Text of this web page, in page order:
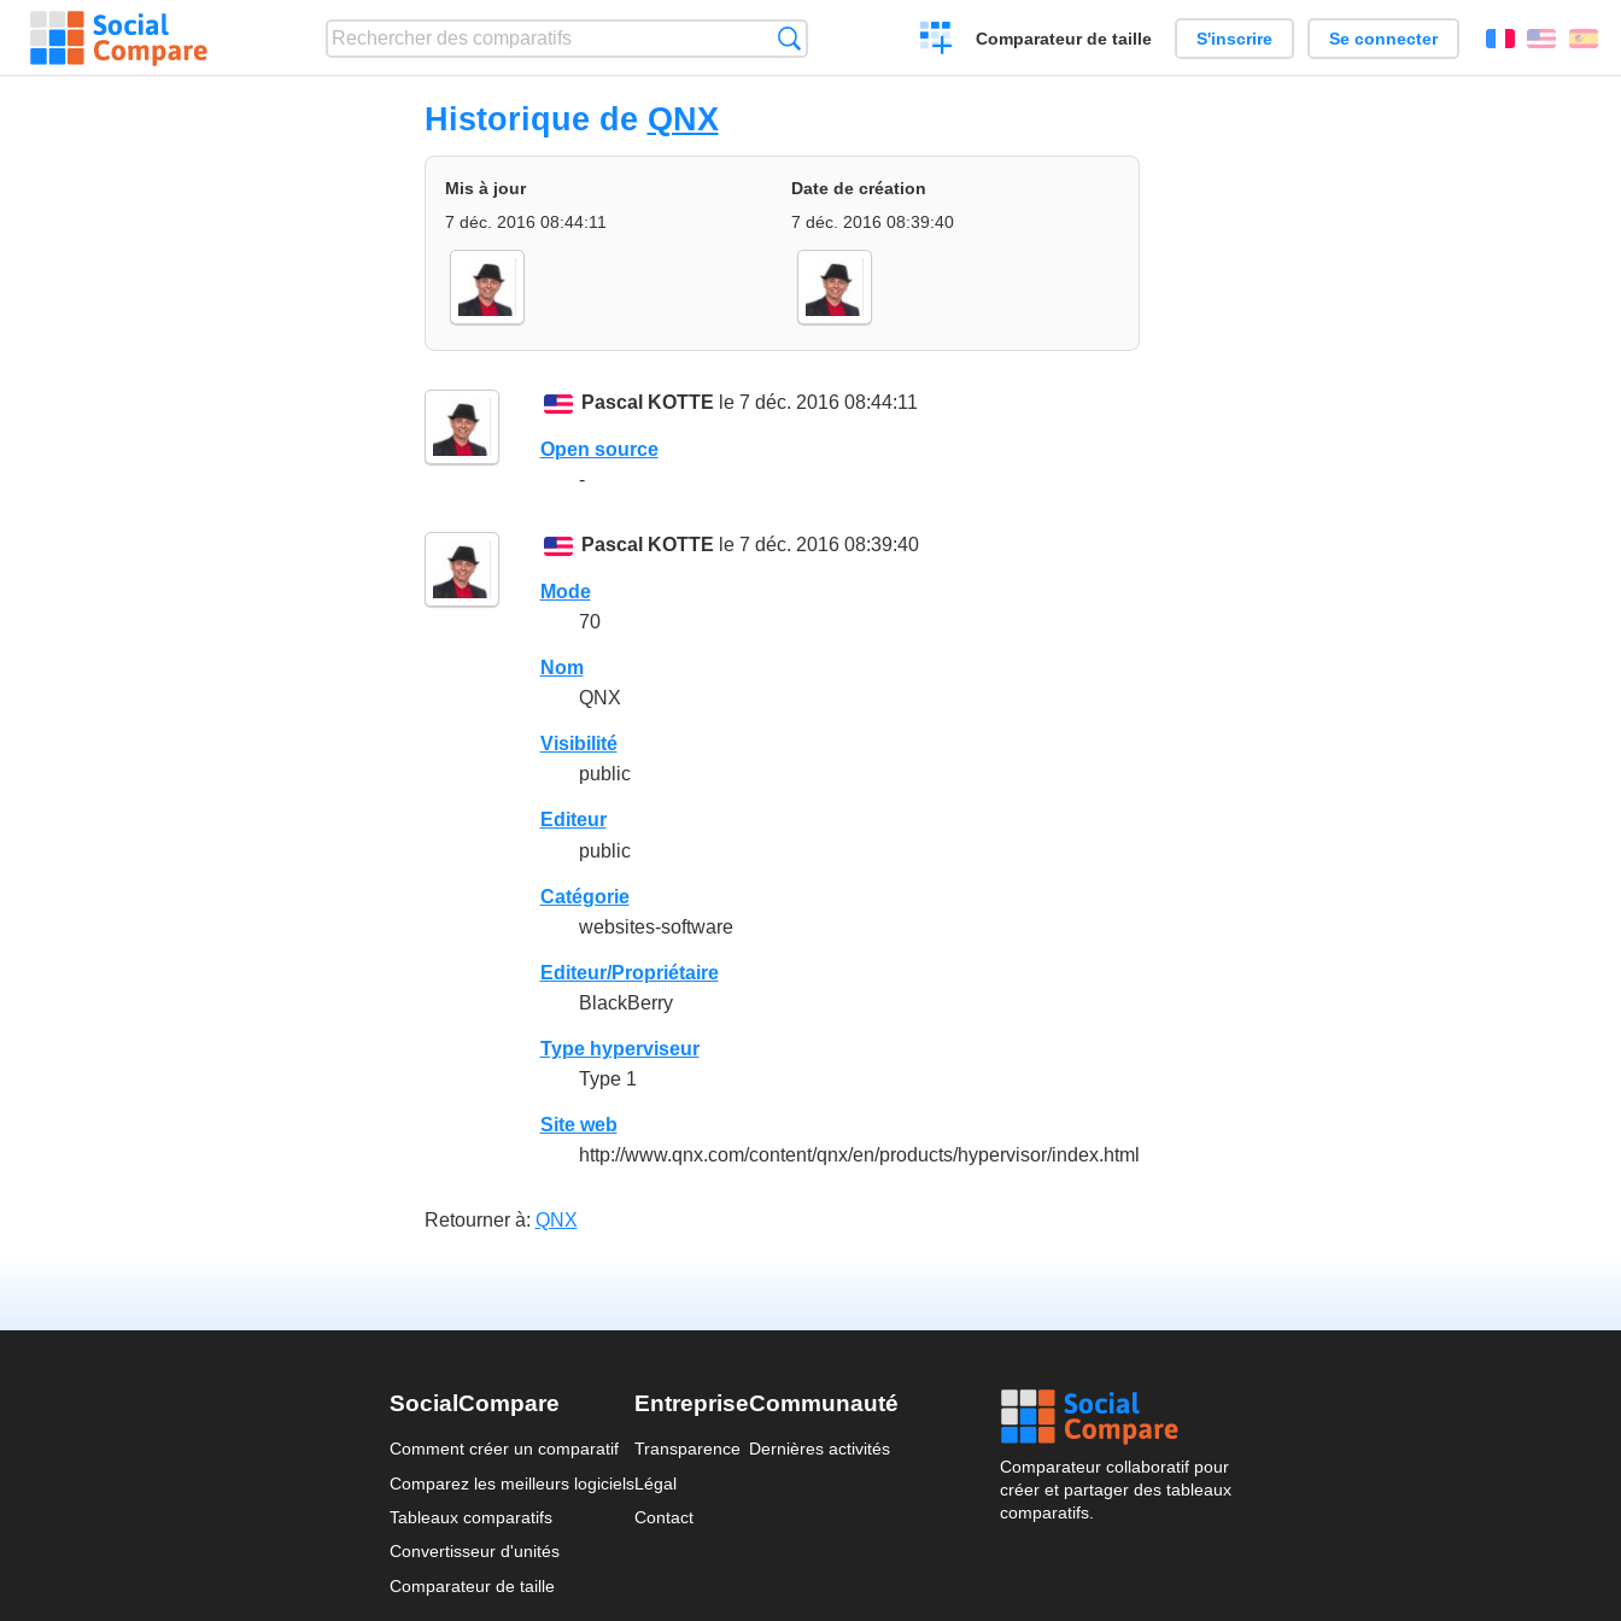
Créer
un
Comparateur de taille S'inscrire Se connecter FrançaisEnglish
Historique de QNX
Mis à jour
7 déc. 2016 08:44:11
Date de création
7 déc. 2016 08:39:40
Pascal KOTTE le 7 déc. 2016 08:44:11
Open source
-
Pascal KOTTE le 7 déc. 2016 08:39:40
Mode
70
Nom
QNX
Visibilité
public
Editeur
public
Catégorie
websites-software
Editeur/Propriétaire
BlackBerry
Type hyperviseur
Type 1
Site web
http://www.qnx.com/content/qnx/en/products/hypervisor/index.html
Retourner à: QNX
SocialCompare
Comment créer un comparatif
Comparez les meilleurs logiciels
Tableaux comparatifs
Convertisseur d'unités
Comparateur de taille
Entreprise
Transparence
Légal
Contact
Communauté
Dernières activités
Comparateur collaboratif pour
créer et partager des tableaux
comparatifs.